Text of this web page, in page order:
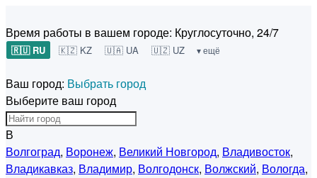
Время работы в вашем городе: Круглосуточно, 24/7
🇷🇺 RU 🇰🇿 KZ 🇺🇦 UA 🇺🇿 UZ ▾ ещё
Ваш город: Выбрать город
Выберите ваш город
В
Волгоград, Воронеж, Великий Новгород, Владивосток,
Владикавказ, Владимир, Волгодонск, Волжский, Вологда,